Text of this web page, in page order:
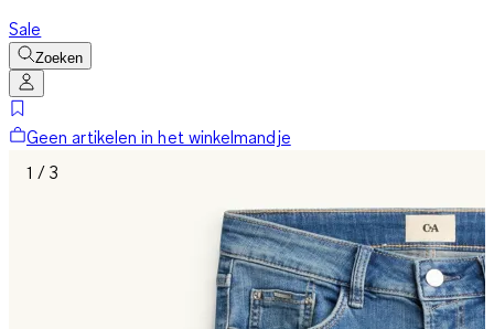
Sale
Zoeken
Geen artikelen in het winkelmandje
1 / 3